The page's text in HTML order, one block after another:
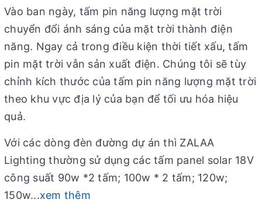
Vào ban ngày, tấm pin năng lượng mặt trời
chuyển đổi ánh sáng của mặt trời thành điện
năng. Ngay cả trong điều kiện thời tiết xấu, tấm
pin mặt trời vẫn sản xuất điện. Chúng tôi sẽ tùy
chỉnh kích thước của tấm pin năng lượng mặt trời
theo khu vực địa lý của bạn để tối ưu hóa hiệu
quả.
Với các dòng đèn đường dự án thì ZALAA
Lighting thường sử dụng các tấm panel solar 18V
công suất 90w *2 tấm; 100w * 2 tấm; 120w;
150w...xem thêm